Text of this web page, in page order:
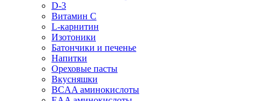
D-3
Витамин С
L-карнитин
Изотоники
Батончики и печенье
Напитки
Ореховые пасты
Вкусняшки
BCAA аминокислоты